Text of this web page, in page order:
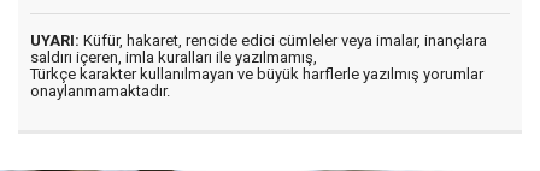
UYARI: Küfür, hakaret, rencide edici cümleler veya imalar, inançlara
saldırı içeren, imla kuralları ile yazılmamış,
Türkçe karakter kullanılmayan ve büyük harflerle yazılmış yorumlar
onaylanmamaktadır.